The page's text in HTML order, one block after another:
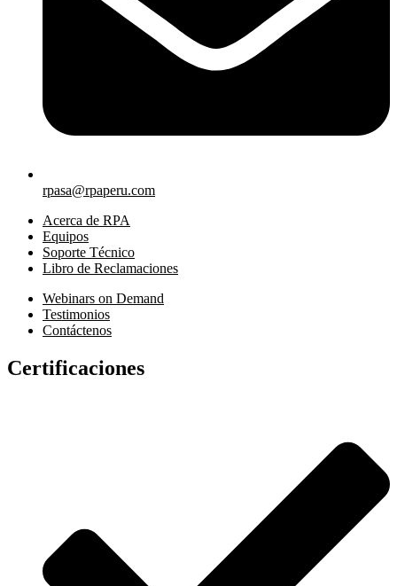
rpasa@rpaperu.com
Acerca de RPA
Equipos
Soporte Técnico
Libro de Reclamaciones
Webinars on Demand
Testimonios
Contáctenos
Certificaciones